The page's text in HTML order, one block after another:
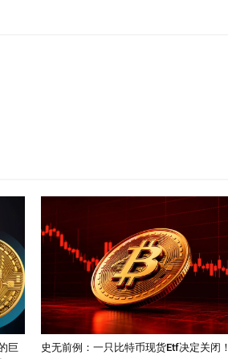
巨
史无前例：一只比特币现货Etf决定关闭！